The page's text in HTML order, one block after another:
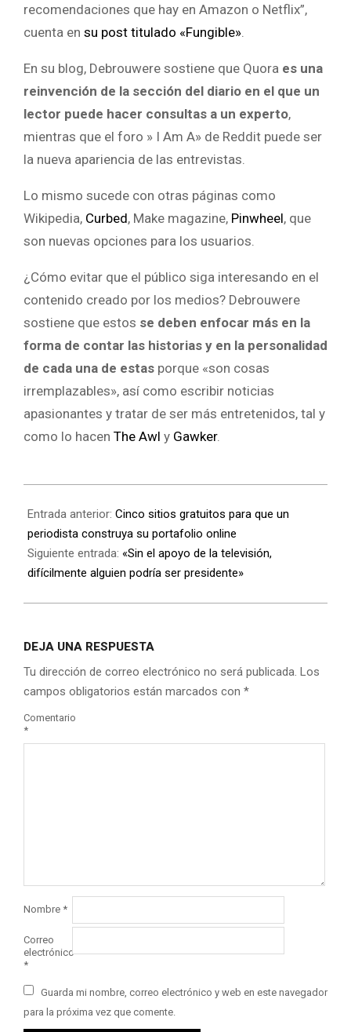
recomendaciones que hay en Amazon o Netflix”,
cuenta en su post titulado «Fungible».
En su blog, Debrouwere sostiene que Quora es una
reinvención de la sección del diario en el que un
lector puede hacer consultas a un experto,
mientras que el foro » I Am A» de Reddit puede ser
la nueva apariencia de las entrevistas.
Lo mismo sucede con otras páginas como
Wikipedia, Curbed, Make magazine, Pinwheel, que
son nuevas opciones para los usuarios.
¿Cómo evitar que el público siga interesando en el
contenido creado por los medios? Debrouwere
sostiene que estos se deben enfocar más en la
forma de contar las historias y en la personalidad
de cada una de estas porque «son cosas
irremplazables», así como escribir noticias
apasionantes y tratar de ser más entretenidos, tal y
como lo hacen The Awl y Gawker.
Entrada anterior: Cinco sitios gratuitos para que un
periodista construya su portafolio online
Siguiente entrada: «Sin el apoyo de la televisión,
difícilmente alguien podría ser presidente»
DEJA UNA RESPUESTA
Tu dirección de correo electrónico no será publicada. Los
campos obligatorios están marcados con *
Comentario
*
Nombre *
Correo
electrónico
*
Guarda mi nombre, correo electrónico y web en este navegador
para la próxima vez que comente.